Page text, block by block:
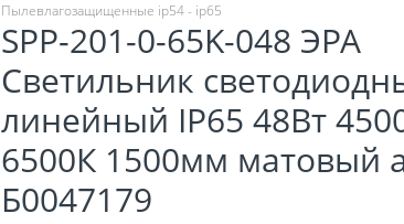
Пылевлагозащищенные ip54 - ip65
SPP-201-0-65K-048 ЭРА
Светильник
линейный IP65 48Вт
6500К 1500мм матовый
Б0047179